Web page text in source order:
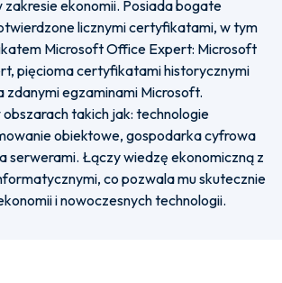
zakresie ekonomii. Posiada bogate
licznymi certyfikatami, w tym
Microsoft Office Expert: Microsoft
pięcioma certyfikatami historycznymi
zdanymi egzaminami Microsoft.
obszarach takich jak: technologie
obiektowe, gospodarka cyfrowa
serwerami. Łączy wiedzę ekonomiczną z
co pozwala mu skutecznie
i nowoczesnych technologii.